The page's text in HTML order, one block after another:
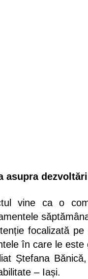
asupra
vine ca o
focalizată
în care le este
Ștefana
– Iași.